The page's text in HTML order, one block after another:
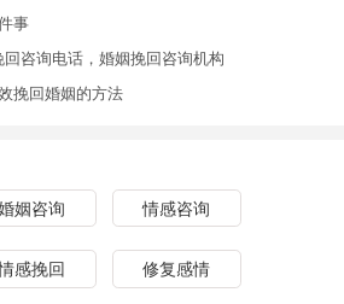
事
咨询电话，婚姻挽回咨询机构
挽回婚姻的方法
姻咨询 情感咨询
感挽回 修复感情